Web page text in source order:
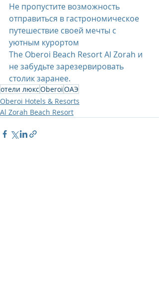
Не пропустите возможность
отправиться в гастрономическое
путешествие своей мечты с
уютным курортом
The Oberoi Beach Resort Al Zorah и
не забудьте зарезервировать
столик заранее.
отели люксOberoiОАЭ
Oberoi Hotels & Resorts
Al Zorah Beach Resort